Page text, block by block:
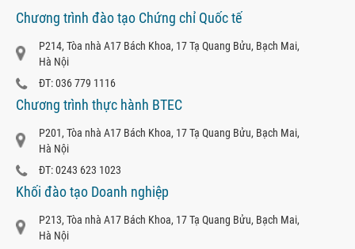
Chương trình đào tạo Chứng chỉ Quốc tế
P214, Tòa nhà A17 Bách Khoa, 17 Tạ Quang Bửu, Bạch Mai,
Hà Nội
ĐT: 036 779 1116
Chương trình thực hành BTEC
P201, Tòa nhà A17 Bách Khoa, 17 Tạ Quang Bửu, Bạch Mai,
Hà Nội
ĐT: 0243 623 1023
Khối đào tạo Doanh nghiệp
P213, Tòa nhà A17 Bách Khoa, 17 Tạ Quang Bửu, Bạch Mai,
Hà Nội